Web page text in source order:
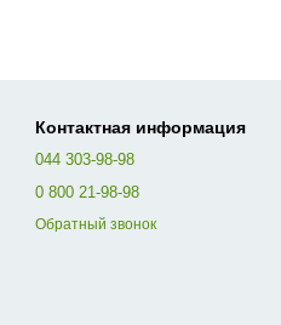
Контактная информация
044 303-98-98
0 800 21-98-98
Обратный звонок